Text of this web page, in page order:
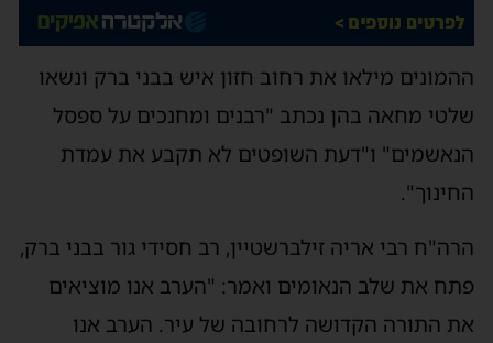
ההמונים מילאו את רחוב חזון איש בבני ברק ונשאו
שלטי מחאה בהן נכתב "רבנים ומחנכים על ספסל
הנאשמים" ו"דעת השופטים לא תקבע את עמדת
החינוך".
הרה"ח רבי אריה זילברשטיין, רב חסידי גור בבני ברק,
פתח את שלב הנאומים ואמר: "הערב אנו מוציאים
את התורה הקדושה לרחובה של עיר. הערב אנו